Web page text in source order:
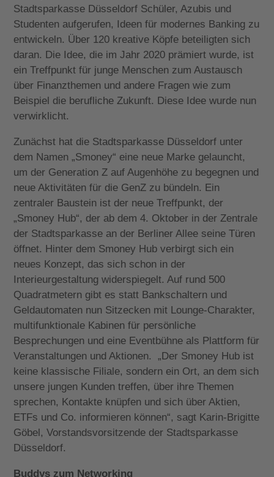
Stadtsparkasse Düsseldorf Schüler, Azubis und
Studenten aufgerufen, Ideen für modernes Banking zu
entwickeln. Über 120 kreative Köpfe beteiligten sich
daran. Die Idee, die im Jahr 2020 prämiert wurde, ist
ein Treffpunkt für junge Menschen zum Austausch
über Finanzthemen und andere Fragen wie zum
Beispiel die berufliche Zukunft. Diese Idee wurde nun
verwirklicht.
Zunächst hat die Stadtsparkasse Düsseldorf unter
dem Namen „Smoney“ eine neue Marke gelauncht,
um der Generation Z auf Augenhöhe zu begegnen und
neue Aktivitäten für die GenZ zu bündeln. Ein
zentraler Baustein ist der neue Treffpunkt, der
„Smoney Hub“, der ab dem 4. Oktober in der Zentrale
der Stadtsparkasse an der Berliner Allee seine Türen
öffnet. Hinter dem Smoney Hub verbirgt sich ein
neues Konzept, das sich schon in der
Interieurgestaltung widerspiegelt. Auf rund 500
Quadratmetern gibt es statt Bankschaltern und
Geldautomaten nun Sitzecken mit Lounge-Charakter,
multifunktionale Kabinen für persönliche
Besprechungen und eine Eventbühne als Plattform für
Veranstaltungen und Aktionen. „Der Smoney Hub ist
keine klassische Filiale, sondern ein Ort, an dem sich
unsere jungen Kunden treffen, über ihre Themen
sprechen, Kontakte knüpfen und sich über Aktien,
ETFs und Co. informieren können“, sagt Karin-Brigitte
Göbel, Vorstandsvorsitzende der Stadtsparkasse
Düsseldorf.
Buddys zum Networking